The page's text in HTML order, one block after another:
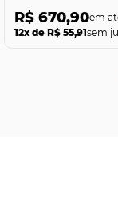
R$ 670,90
12x de R$ 55,91sem